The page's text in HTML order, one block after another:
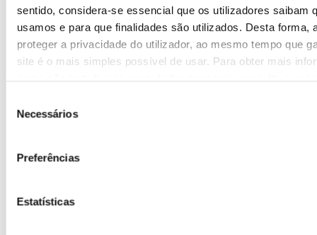
sentido, considera-se essencial que os utilizadores saibam
usamos e para que finalidades são utilizados. Desta forma,
proteger a privacidade do utilizador, ao mesmo tempo que
site é o mais simples possível de usar. Para obter mais
Necessários
Preferências
Estatísticas
Publicações
Eventos
Agenda